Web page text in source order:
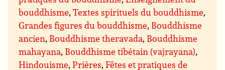
bouddhisme,Textes spirituels du bouddhisme,
Grandes figures du bouddhisme, Bouddhisme
ancien, Bouddhisme theravada, Bouddhisme
mahayana, Bouddhisme tibétain (vajrayana),
Hindouisme,Prières,Fêtes et pratiques de